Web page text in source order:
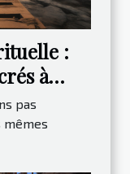
:
à
pas